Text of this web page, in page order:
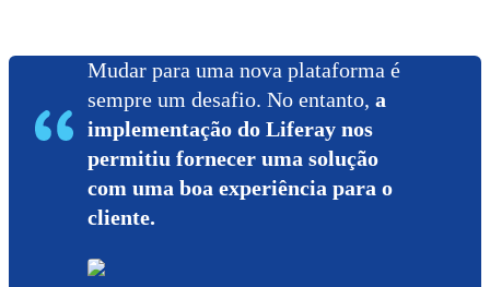
Mudar para uma nova plataforma é
sempre um desafio. No entanto, a
implementação do Liferay nos
permitiu fornecer uma solução
com uma boa experiência para o
cliente.